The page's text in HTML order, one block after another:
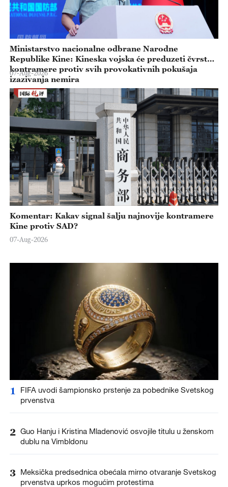
Ministarstvo nacionalne odbrane Narodne
Republike Kine: Kineska vojska će preduzeti čvrste
kontramere protiv svih provokativnih pokušaja
izazivanja nemira
07-Aug-2026
Komentar: Kakav signal šalju najnovije kontramere
Kine protiv SAD?
07-Aug-2026
1
FIFA uvodi šampionsko prstenje za pobednike Svetskog
prvenstva
2 Guo Hanju i Kristina Mladenović osvojile titulu u ženskom
dublu na Vimbldonu
3 Meksička predsednica obećala mirno otvaranje Svetskog
prvenstva uprkos mogućim protestima